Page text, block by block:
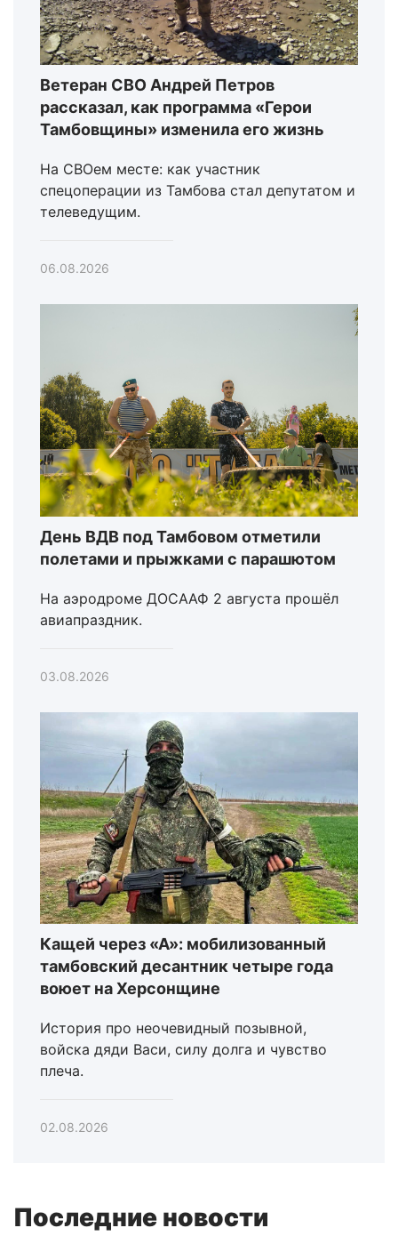
Ветеран СВО Андрей Петров
рассказал, как программа «Герои
Тамбовщины» изменила его жизнь
На СВОем месте: как участник
спецоперации из Тамбова стал депутатом и
телеведущим.
06.08.2026
День ВДВ под Тамбовом отметили
полетами и прыжками с парашютом
На аэродроме ДОСААФ 2 августа прошёл
авиапраздник.
03.08.2026
Кащей через «А»: мобилизованный
тамбовский десантник четыре года
воюет на Херсонщине
История про неочевидный позывной,
войска дяди Васи, силу долга и чувство
плеча.
02.08.2026
Последние новости